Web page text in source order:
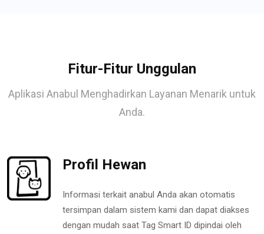
Fitur-Fitur Unggulan
Aplikasi Anabul Menghadirkan Layanan Menarik untuk
Anda.
Profil Hewan
Informasi terkait anabul Anda akan otomatis
tersimpan dalam sistem kami dan dapat diakses
dengan mudah saat Tag Smart ID dipindai oleh